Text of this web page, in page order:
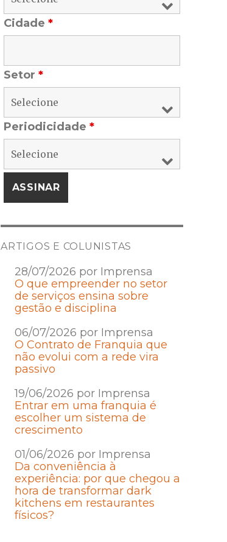
Cidade *
Setor *
Periodicidade *
ARTIGOS E COLUNISTAS
28/07/2026 por Imprensa
O que empreender no setor
de serviços ensina sobre
gestão e disciplina
06/07/2026 por Imprensa
O Contrato de Franquia que
não evolui com a rede vira
passivo
19/06/2026 por Imprensa
Entrar em uma franquia é
escolher um sistema de
crescimento
01/06/2026 por Imprensa
Da conveniência à
experiência: por que chegou a
hora de transformar dark
kitchens em restaurantes
físicos?